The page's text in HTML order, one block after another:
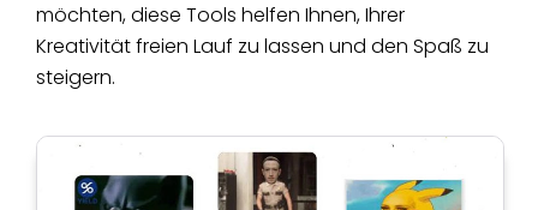
möchten, diese Tools helfen Ihnen, Ihrer
Kreativität freien Lauf zu lassen und den Spaß zu
steigern.